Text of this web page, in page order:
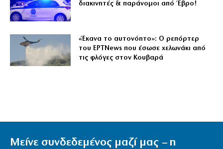
διακινητές & παράνομοι από Έβρο!
«Έκανα το αυτονόητο»: Ο ρεπόρτερ
του ΕΡΤNews που έσωσε χελωνάκι από
τις φλόγες στον Κουβαρά
Μείνε συνδεδεμένος μαζί μας – η